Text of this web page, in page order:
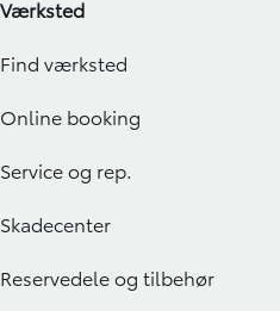
Værksted
Find værksted
Online booking
Service og rep.
Skadecenter
Reservedele og tilbehør